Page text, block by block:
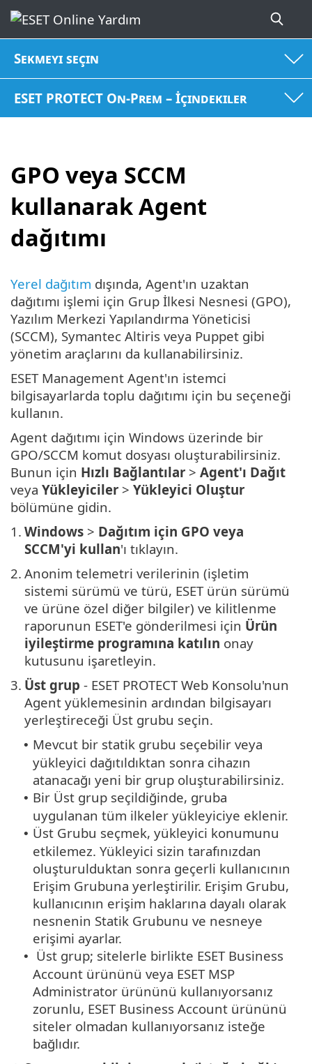
Sekmeyi seçin
ESET PROTECT On-Prem – İçindekiler
GPO veya SCCM
kullanarak Agent
dağıtımı
Yerel dağıtım dışında, Agent'ın uzaktan
dağıtımı işlemi için Grup İlkesi Nesnesi (GPO),
Yazılım Merkezi Yapılandırma Yöneticisi
(SCCM), Symantec Altiris veya Puppet gibi
yönetim araçlarını da kullanabilirsiniz.
ESET Management Agent'ın istemci
bilgisayarlarda toplu dağıtımı için bu seçeneği
kullanın.
Agent dağıtımı için Windows üzerinde bir
GPO/SCCM komut dosyası oluşturabilirsiniz.
Bunun için Hızlı Bağlantılar > Agent'ı Dağıt
veya Yükleyiciler > Yükleyici Oluştur
bölümüne gidin.
1. Windows > Dağıtım için GPO veya
SCCM'yi kullan'ı tıklayın.
2. Anonim telemetri verilerinin (işletim
sistemi sürümü ve türü, ESET ürün sürümü
ve ürüne özel diğer bilgiler) ve kilitlenme
raporunun ESET'e gönderilmesi için Ürün
iyileştirme programına katılın onay
kutusunu işaretleyin.
3. Üst grup - ESET PROTECT Web Konsolu'nun
Agent yüklemesinin ardından bilgisayarı
yerleştireceği Üst grubu seçin.
• Mevcut bir statik grubu seçebilir veya
yükleyici dağıtıldıktan sonra cihazın
atanacağı yeni bir grup oluşturabilirsiniz.
• Bir Üst grup seçildiğinde, gruba
uygulanan tüm ilkeler yükleyiciye eklenir.
• Üst Grubu seçmek, yükleyici konumunu
etkilemez. Yükleyici sizin tarafınızdan
oluşturulduktan sonra geçerli kullanıcının
Erişim Grubuna yerleştirilir. Erişim Grubu,
kullanıcının erişim haklarına dayalı olarak
nesnenin Statik Grubunu ve nesneye
erişimi ayarlar.
•
Üst grup; sitelerle birlikte ESET Business
Account ürününü veya ESET MSP
Administrator ürününü kullanıyorsanız
zorunlu, ESET Business Account ürününü
siteler olmadan kullanıyorsanız isteğe
bağlıdır.